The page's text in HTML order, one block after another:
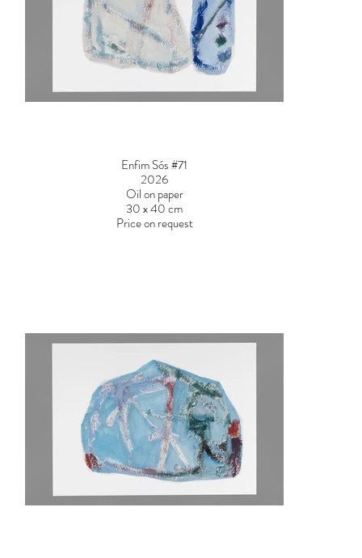
Enfim Sós #71
2026
Oil on paper
30 x 40 cm
Price on request